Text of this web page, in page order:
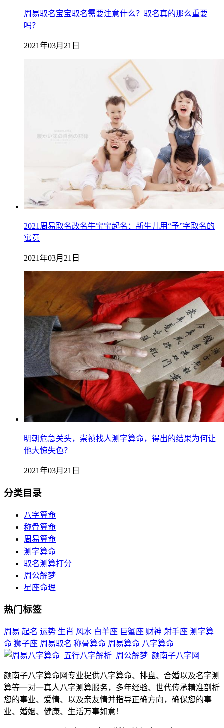
周易取名宝宝取名需要注意什么？取名真的那么重要
吗？
2021年03月21日
2021周易取名改名牛宝宝起名：新生儿用“予”字取名的
寓意
2021年03月21日
明朝危急关头，崇祯找人测字算命，得出的结果为何让
他大惊失色？
2021年03月21日
分类目录
八字算命
称骨算命
周易算命
测字算命
取名测算打分
周公解梦
星座命理
热门标签
周易 起名 运势 生肖 风水 白羊座 巨蟹座 财神 射手座 测字算
命 狮子座 周易取名 称骨算命 周易算命 八字算命
颜南子八字算命网专业提供八字算命、排盘、合婚以及名字测
算等一对一真人八字测算服务，多年经验、世代传承精准剖析
您的事业、爱情、以及亲友情并指导正确方向，确保您的事
业、婚姻、健康、生活万事如意！